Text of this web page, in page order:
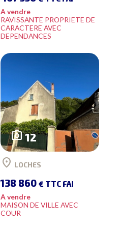
A vendre
RAVISSANTE PROPRIETE DE
CARACTERE AVEC
DEPENDANCES
photo_camera12
location_on LOCHES
138 860€ TTC FAI
A vendre
MAISON DE VILLE AVEC
COUR